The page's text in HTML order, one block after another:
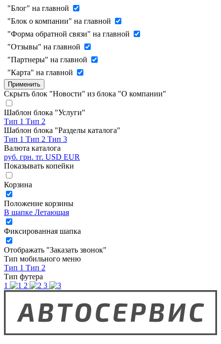
"Блог" на главной
"Блок о компании" на главной
"Форма обратной связи" на главной
"Отзывы" на главной
"Партнеры" на главной
"Карта" на главной
Применить
Скрыть блок "Новости" из блока "О компании"
Шаблон блока "Услуги"
Тип 1 Тип 2
Шаблон блока "Разделы каталога"
Тип 1 Тип 2 Тип 3
Валюта каталога
руб. грн. тг. USD EUR
Показывать копейки
Корзина
Положение корзины
В шапке Летающая
Фиксированная шапка
Отображать "Заказать звонок"
Тип мобильного меню
Тип 1 Тип 2
Тип футера
1
2 3